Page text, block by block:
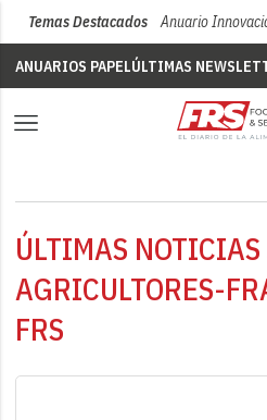
Temas Destacados Anuario
ANUARIOS PAPELÚLTIMAS
ÚLTIMAS NOTICIAS
AGRICULTORES-
FRS